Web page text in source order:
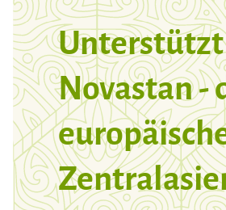
Unterstützt
Novastan -